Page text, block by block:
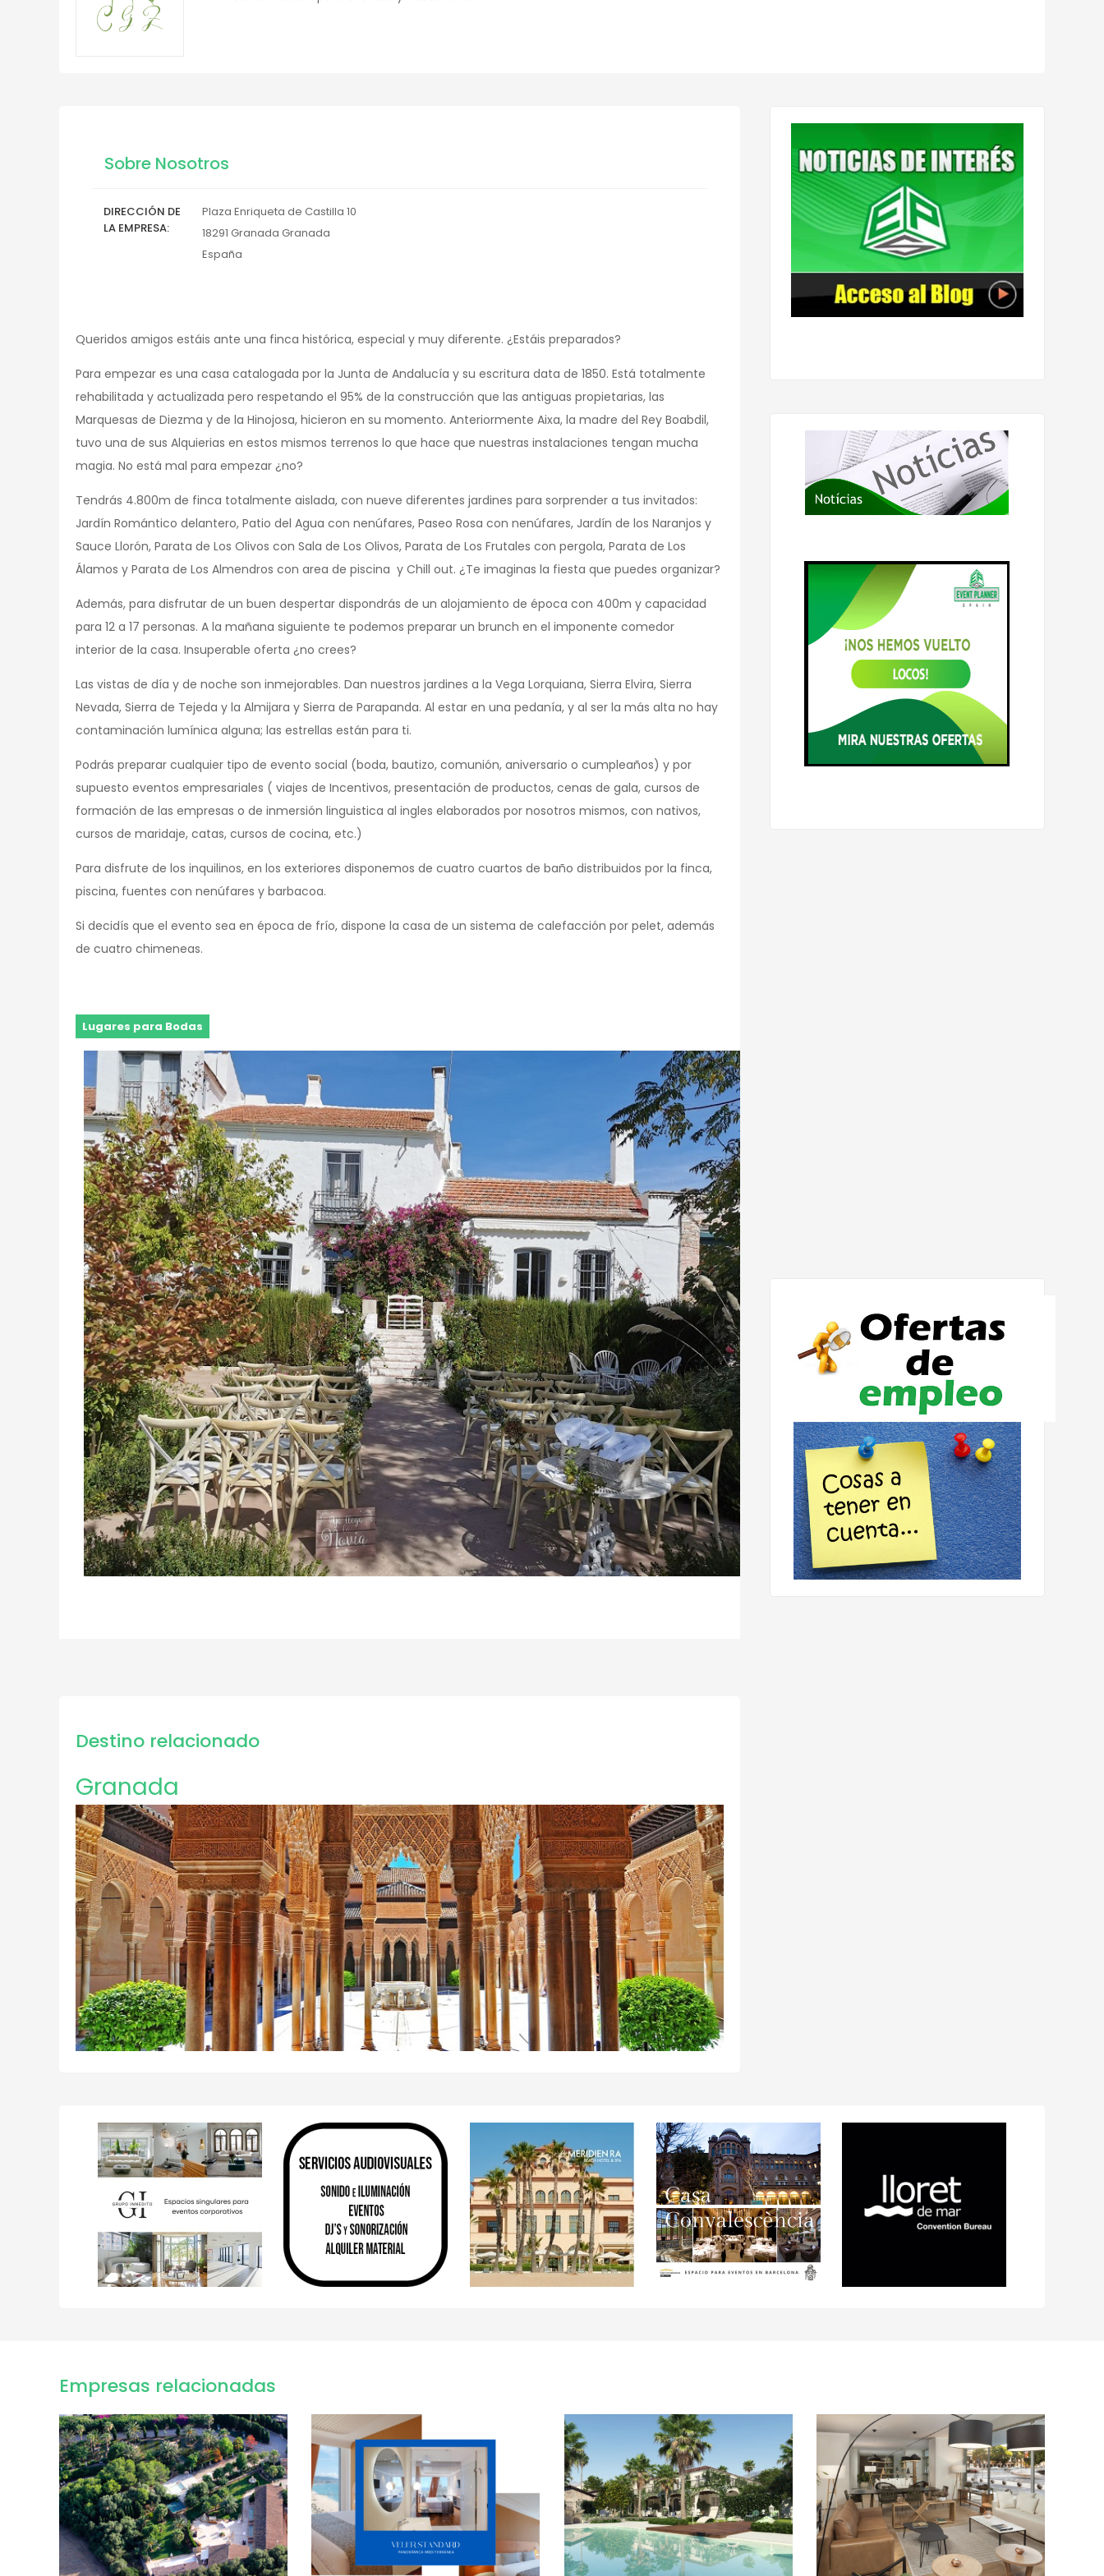
Sobre Nosotros
DIRECCIÓN DE
LA EMPRESA
Plaza Enriqueta de Castilla 10
18291 Granada Granada
España
Queridos amigos estáis ante una finca histórica, especial y muy diferente. ¿Estáis preparados?
Para empezar es una casa catalogada por la Junta de Andalucía y su escritura data de 1850. Está totalmente
rehabilitada y actualizada pero respetando el 95% de la construcción que las antiguas propietarias, las
Marquesas de Diezma y de la Hinojosa, hicieron en su momento. Anteriormente Aixa, la madre del Rey Boabdil,
tuvo una de sus Alquierias en estos mismos terrenos lo que hace que nuestras instalaciones tengan mucha
magia. No está mal para empezar ¿no?
Tendrás 4.800m de finca totalmente aislada, con nueve diferentes jardines para sorprender a tus invitados:
Jardín Romántico delantero, Patio del Agua con nenúfares, Paseo Rosa con nenúfares, Jardín de los Naranjos y
Sauce Llorón, Parata de Los Olivos con Sala de Los Olivos, Parata de Los Frutales con pergola, Parata de Los
Álamos y Parata de Los Almendros con area de piscina y Chill out. ¿Te imaginas la fiesta que puedes organizar?
Además, para disfrutar de un buen despertar dispondrás de un alojamiento de época con 400m y capacidad
para 12 a 17 personas. A la mañana siguiente te podemos preparar un brunch en el imponente comedor
interior de la casa. Insuperable oferta ¿no crees?
Las vistas de día y de noche son inmejorables. Dan nuestros jardines a la Vega Lorquiana, Sierra Elvira, Sierra
Nevada, Sierra de Tejeda y la Almijara y Sierra de Parapanda. Al estar en una pedanía, y al ser la más alta no hay
contaminación lumínica alguna; las estrellas están para ti.
Podrás preparar cualquier tipo de evento social (boda, bautizo, comunión, aniversario o cumpleaños) y por
supuesto eventos empresariales ( viajes de Incentivos, presentación de productos, cenas de gala, cursos de
formación de las empresas o de inmersión linguistica al ingles elaborados por nosotros mismos, con nativos,
cursos de maridaje, catas, cursos de cocina, etc.)
Para disfrute de los inquilinos, en los exteriores disponemos de cuatro cuartos de baño distribuidos por la finca,
piscina, fuentes con nenúfares y barbacoa.
Si decidís que el evento sea en época de frío, dispone la casa de un sistema de calefacción por pelet, además
de cuatro chimeneas.
Lugares para Bodas
Destino relacionado
Granada
Empresas relacionadas